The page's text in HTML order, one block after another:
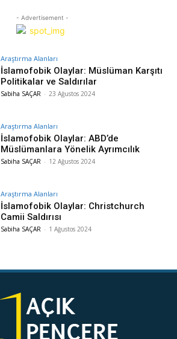
- Advertisement -
Araştırma Alanları
İslamofobik Olaylar: Müslüman Karşıtı
Politikalar ve Saldırılar
Sabiha SAÇAR - 23 Ağustos 2024
Araştırma Alanları
İslamofobik Olaylar: ABD’de
Müslümanlara Yönelik Ayrımcılık
Sabiha SAÇAR - 12 Ağustos 2024
Araştırma Alanları
İslamofobik Olaylar: Christchurch
Camii Saldırısı
Sabiha SAÇAR - 1 Ağustos 2024